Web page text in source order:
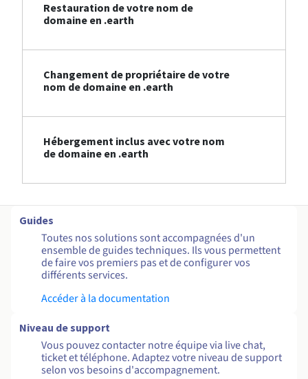
Restauration de votre nom de
domaine en .earth
Changement de propriétaire de votre
nom de domaine en .earth
Hébergement inclus avec votre nom
de domaine en .earth
Guides
Toutes nos solutions sont accompagnées d'un
ensemble de guides techniques. Ils vous permettent
de faire vos premiers pas et de configurer vos
différents services.
Accéder à la documentation
Niveau de support
Vous pouvez contacter notre équipe via live chat,
ticket et téléphone. Adaptez votre niveau de support
selon vos besoins d'accompagnement.